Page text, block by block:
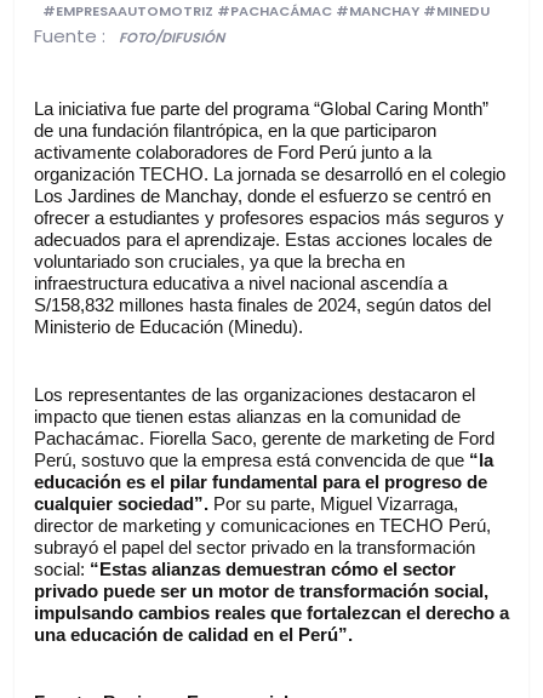
#EMPRESAAUTOMOTRIZ #PACHACÁMAC #MANCHAY #MINEDU
Fuente : FOTO/DIFUSIÓN
La iniciativa fue parte del programa “Global Caring Month”
de una fundación filantrópica, en la que participaron
activamente colaboradores de Ford Perú junto a la
organización TECHO. La jornada se desarrolló en el colegio
Los Jardines de Manchay, donde el esfuerzo se centró en
ofrecer a estudiantes y profesores espacios más seguros y
adecuados para el aprendizaje. Estas acciones locales de
voluntariado son cruciales, ya que la brecha en
infraestructura educativa a nivel nacional ascendía a
S/158,832 millones hasta finales de 2024, según datos del
Ministerio de Educación (Minedu).
Los representantes de las organizaciones destacaron el
impacto que tienen estas alianzas en la comunidad de
Pachacámac. Fiorella Saco, gerente de marketing de Ford
Perú, sostuvo que la empresa está convencida de que “la
educación es el pilar fundamental para el progreso de
cualquier sociedad”. Por su parte, Miguel Vizarraga,
director de marketing y comunicaciones en TECHO Perú,
subrayó el papel del sector privado en la transformación
social: “Estas alianzas demuestran cómo el sector
privado puede ser un motor de transformación social,
impulsando cambios reales que fortalezcan el derecho a
una educación de calidad en el Perú”.